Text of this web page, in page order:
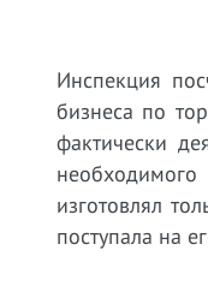
Инспекция
бизнеса по
фактически
необходимого
изготовлял
поступала на